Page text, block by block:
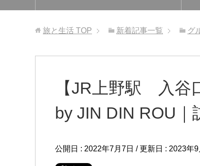
旅と生活 TOP 新着記事一覧 グ
【JR上野駅 入谷
by JIN DIN ROU
公開日 : 2022年7月7日 / 更新日 : 2023年9